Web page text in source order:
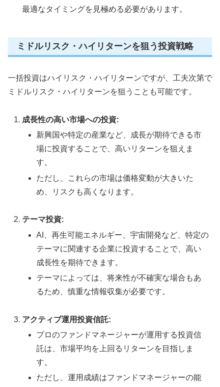
最適なタイミングを見極める必要があります。
ミドルリスク・ハイリターンを狙う投資戦略
一括投資はハイリスク・ハイリターンですが、工夫次第で
ミドルリスク・ハイリターンを狙うことも可能です。
成長性の高い市場への投資:
新興国や特定の産業など、成長が期待できる市
場に投資することで、高いリターンを狙えま
す。
ただし、これらの市場は価格変動が大きいた
め、リスクも高くなります。
テーマ投資:
AI、再生可能エネルギー、宇宙開発など、特定の
テーマに関連する企業に投資することで、高い
成長性を期待できます。
テーマによっては、将来性が不確実な場合もあ
るため、慎重な情報収集が必要です。
アクティブ運用投資信託:
プロのファンドマネージャーが運用する投資信
託は、市場平均を上回るリターンを目指しま
す。
ただし、運用成績はファンドマネージャーの能